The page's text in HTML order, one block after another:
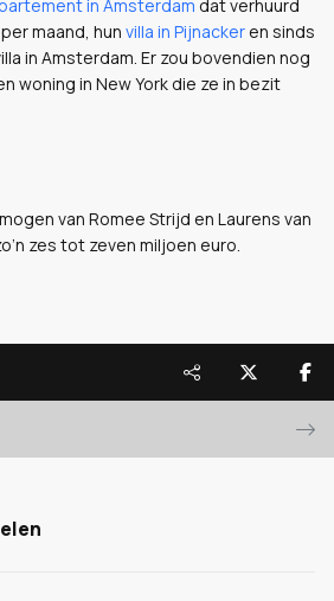
in Amsterdam dat verhuurd
maand, hun villa in Pijnacker en sinds
in Amsterdam. Er zou bovendien nog
woning in New York die ze in bezit
van Romee Strijd en Laurens van
zes tot zeven miljoen euro.